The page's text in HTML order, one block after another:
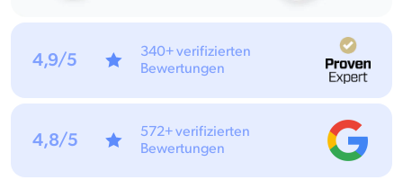
4,9/5
340+ verifizierten
Bewertungen
4,8/5
572+ verifizierten
Bewertungen